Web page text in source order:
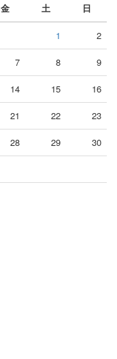
金 土 日
1 2
7 8 9
14 15 16
21 22 23
28 29 30